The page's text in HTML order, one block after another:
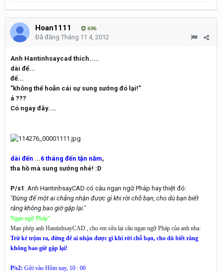
Hoan1111 696
Đã đăng Tháng 11 4, 2012
Anh Hantinhsaycad thích.....
dài để...
để...
"không thể hoẵn cái sự sung sướng đó lại!"
á ???
Có ngay đây....
dài đến ...6 tháng đến tận năm,
tha hồ mà sung sướng nhé! :D
P/s1 : Anh HantinhsayCAD có câu ngạn ngữ Pháp hay thiệt đó:
"Đừng để một ai chẳng nhận được gì khi rời chỗ bạn, cho dù bạn biết
rằng không bao giờ gặp lại."
Ngạn ngữ Pháp"
Mạn phép anh HantinhsayCAD , cho em sửa lại câu ngạn ngữ Pháp của anh nha:
Trừ kẻ trộm ra, đừng để ai nhận được gì khi rời chỗ bạn, cho dù biết rằng
không bao giờ gặp lại!
P/s2: Gửi vào Hôm nay, 10 : 00